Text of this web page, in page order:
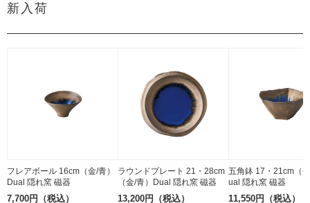
新入荷
フレアボール 16cm（金/青）
Dual 隠れ窯 磁器
7,700円（税込）
ラウンドプレート 21・28cm
（金/青）Dual 隠れ窯 磁器
13,200円（税込）
五角鉢 17・21cm（
ual 隠れ窯 磁器
11,550円（税込）